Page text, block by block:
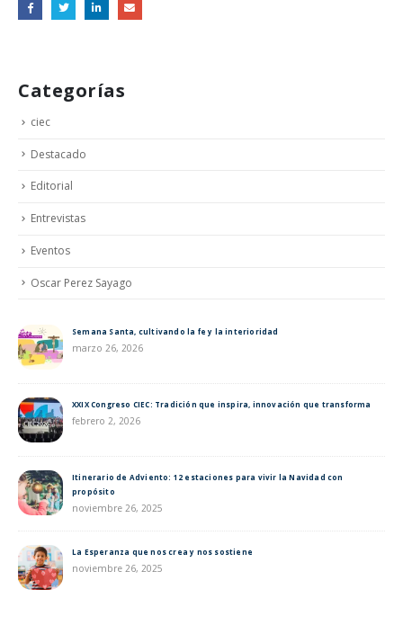
Categorías
ciec
Destacado
Editorial
Entrevistas
Eventos
Oscar Perez Sayago
Semana Santa, cultivando la fe y la interioridad
marzo 26, 2026
XXIX Congreso CIEC: Tradición que inspira, innovación que transforma
febrero 2, 2026
Itinerario de Adviento: 12 estaciones para vivir la Navidad con
propósito
noviembre 26, 2025
La Esperanza que nos crea y nos sostiene
noviembre 26, 2025